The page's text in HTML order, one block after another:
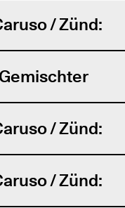
/ Zünd:
/ Zünd:
/ Zünd: